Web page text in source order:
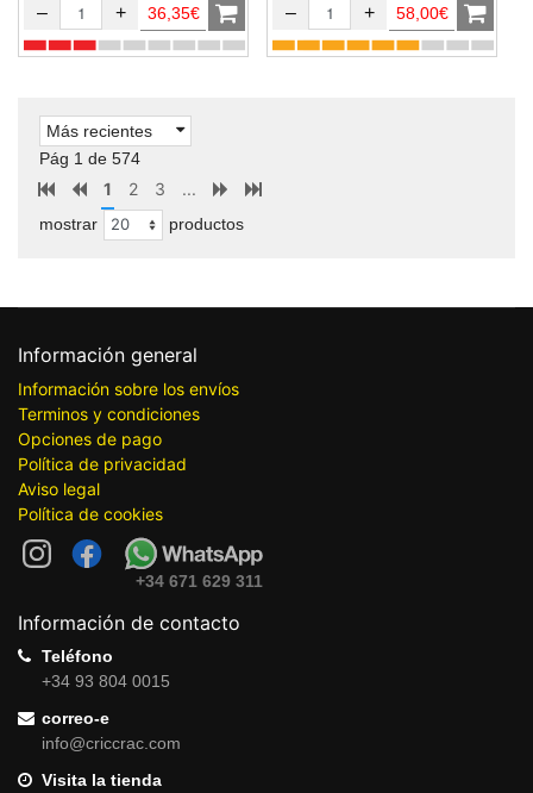
– + 36,35€ – + 58,00€
Más recientes
Pág 1 de 574
1 2 3 ...
mostrar productos
Información general
Información sobre los envíos
Terminos y condiciones
Opciones de pago
Política de privacidad
Aviso legal
Política de cookies
+34 671 629 311
Información de contacto
Teléfono
+34 93 804 0015
correo-e
info@criccrac.com
Visita la tienda